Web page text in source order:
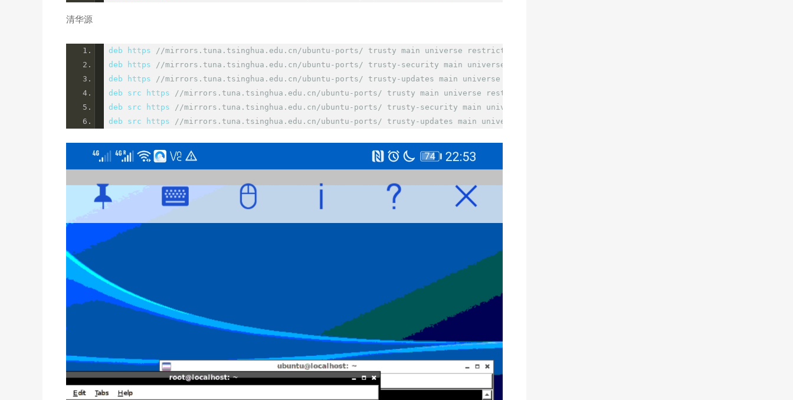
清华源
deb https //mi rrors.tuna.tsinghua.edu.cn /ubuntu-ports/ trusty main universe restricted multiverse
deb https
//mi rrors.tuna.tsinghua.edu.cn /ubuntu-ports/ trusty-security main universe restricted multiverse
deb https
//mi rrors.tuna.tsinghua.edu.cn /ubuntu-ports/ trusty-updates main universe restricted multiverse
deb
src https //mi rrors.tuna.tsinghua.edu.cn /ubuntu-ports/ trusty main universe restricted multiverse
deb
src https //mi rrors.tuna.tsinghua.edu.cn /ubuntu-ports/ trusty-security main universe restricted multiverse
deb
src https //mi rrors.tuna.tsinghua.edu.cn /ubuntu-ports/ trusty-updates main universe restricted multiverse